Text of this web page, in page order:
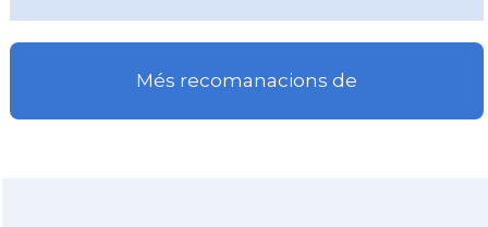
Més recomanacions de